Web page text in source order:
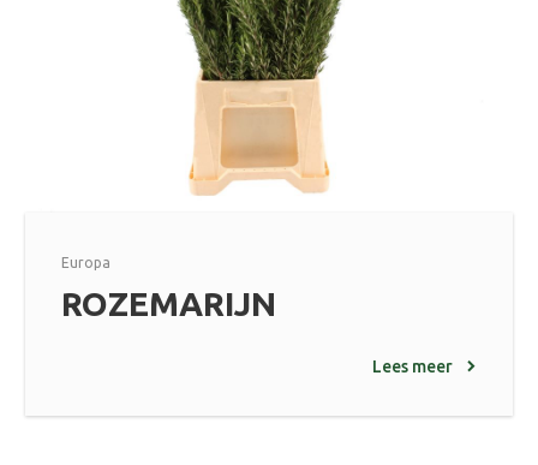
Europa
ROZEMARIJN
Lees meer